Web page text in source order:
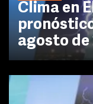
Clima en
agosto de